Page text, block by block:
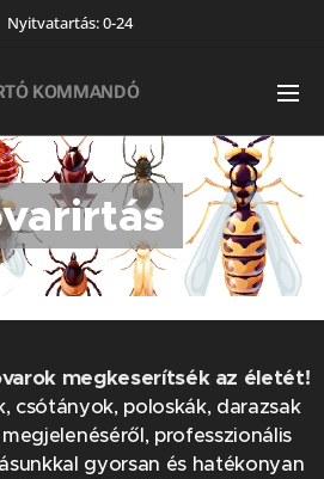
Nyitvatartás: 0-24
KOMMANDÓ
megkeserítsék az életét!
csótányok, poloskák, darazsak
professzionális
gyorsan és hatékonyan